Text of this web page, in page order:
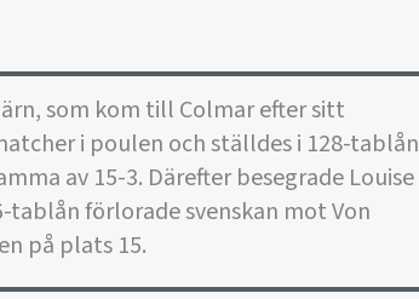
som kom till Colmar efter sitt
i poulen och ställdes i 128-tablån
av 15-3. Därefter besegrade Louise
tablån förlorade svenskan mot Von
på plats 15.